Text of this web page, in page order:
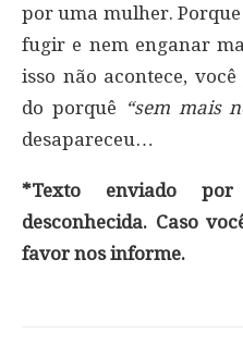
por uma mulher.
fugir e nem enganar
isso não acontece,
do porquê “sem mais
desapareceu…
*Texto enviado
desconhecida. Caso
favor nos informe.